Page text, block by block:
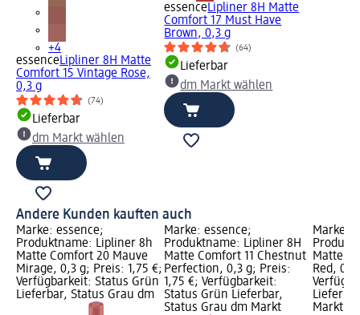
+4
essenceLipliner 8H Matte
Comfort 15 Vintage Rose,
0,3 g
(74)
Lieferbar
dm Markt wählen
essenceLipliner 8H Matte
Comfort 17 Must Have
Brown, 0,3 g
(64)
Lieferbar
dm Markt wählen
Andere Kunden kauften auch
Marke: essence;
Produktname: Lipliner 8h
Matte Comfort 20 Mauve
Mirage, 0,3 g; Preis: 1,75 €;
Verfügbarkeit: Status Grün
Lieferbar, Status Grau dm
Marke: essence;
Produktname: Lipliner 8H
Matte Comfort 11 Chestnut
Perfection, 0,3 g; Preis:
1,75 €; Verfügbarkeit:
Status Grün Lieferbar,
Status Grau dm Markt
Marke:
Matte
Red,
Markt